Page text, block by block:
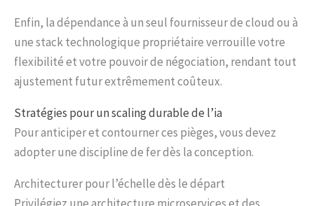
Enfin, la dépendance à un seul fournisseur de cloud ou à
une stack technologique propriétaire verrouille votre
flexibilité et votre pouvoir de négociation, rendant tout
ajustement futur extrêmement coûteux.
Stratégies pour un scaling durable de l’ia
Pour anticiper et contourner ces pièges, vous devez
adopter une discipline de fer dès la conception.
Architecturer pour l’échelle dès le départ